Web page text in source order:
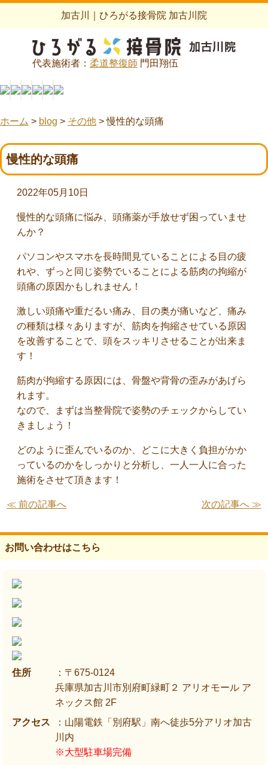
加古川｜ひろがる接骨院 加古川院
代表施術者： 柔道整復師 門田翔伍
ホーム > blog > その他 >慢性的な頭痛
慢性的な頭痛
2022年05月10日
慢性的な頭痛に悩み、頭痛薬が手放せず困っていませ
んか？
パソコンやスマホを長時間見ていることによる目の疲
れや、ずっと同じ姿勢でいることによる筋肉の拘縮が
頭痛の原因かもしれません！
激しい頭痛や重だるい痛み、目の奥が痛いなど、痛み
の種類は様々ありますが、筋肉を拘縮させている原因
を改善することで、頭をスッキリさせることが出来ま
す！
筋肉が拘縮する原因には、骨盤や背骨の歪みがあげら
れます。
なので、まずは当整骨院で姿勢のチェックからしてい
きましょう！
どのように歪んでいるのか、どこに大きく負担がかか
っているのかをしっかりと分析し、一人一人に合った
施術をさせて頂きます！
≪ 前の記事へ 次の記事へ ≫
お問い合わせはこちら
住所
：〒675-0124
兵庫県加古川市別府町緑町２ アリオモール ア
ネックス館 2F
アクセス
：山陽電鉄「別府駅」南へ徒歩5分アリオ加古
川内
※大型駐車場完備